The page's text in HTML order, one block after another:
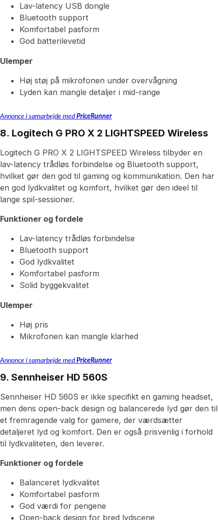
Lav-latency USB dongle
Bluetooth support
Komfortabel pasform
God batterilevetid
Ulemper
Høj støj på mikrofonen under overvågning
Lyden kan mangle detaljer i mid-range
Annonce i samarbejde medPriceRunner
8. Logitech G PRO X 2 LIGHTSPEED Wireless
Logitech G PRO X 2 LIGHTSPEED Wireless tilbyder en
lav-latency trådløs forbindelse og Bluetooth support,
hvilket gør den god til gaming og kommunikation. Den har
en god lydkvalitet og komfort, hvilket gør den ideel til
lange spil-sessioner.
Funktioner og fordele
Lav-latency trådløs forbindelse
Bluetooth support
God lydkvalitet
Komfortabel pasform
Solid byggekvalitet
Ulemper
Høj pris
Mikrofonen kan mangle klarhed
Annonce i samarbejde med PriceRunner
9. Sennheiser HD 560S
Sennheiser HD 560S er ikke specifikt en gaming headset,
men dens open-back design og balancerede lyd gør den til
et fremragende valg for gamere, der værdsætter
detaljeret lyd og komfort. Den er også prisvenlig i forhold
til lydkvaliteten, den leverer.
Funktioner og fordele
Balanceret lydkvalitet
Komfortabel pasform
God værdi for pengene
Open-back design for bred lydscene